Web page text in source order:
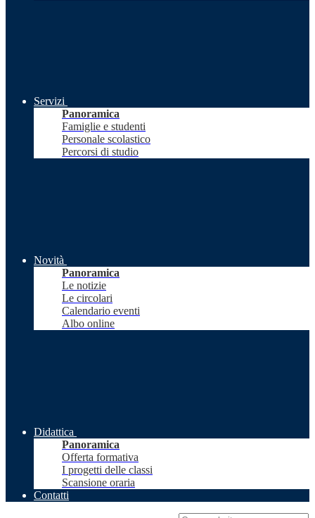
Servizi
Panoramica
Famiglie e studenti
Personale scolastico
Percorsi di studio
Novità
Panoramica
Le notizie
Le circolari
Calendario eventi
Albo online
Didattica
Panoramica
Offerta formativa
I progetti delle classi
Scansione oraria
Contatti